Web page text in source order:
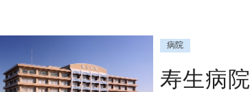
病院
寿生病院